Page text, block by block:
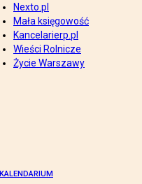
Nexto.pl
Mała księgowość
Kancelarierp.pl
Wieści Rolnicze
Życie Warszawy
KALENDARIUM